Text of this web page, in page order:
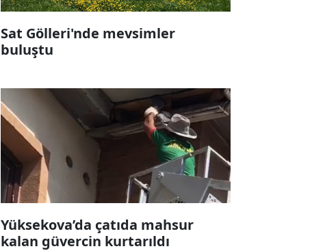
Sat Gölleri'nde mevsimler
buluştu
Yüksekova’da çatıda mahsur
kalan güvercin kurtarıldı